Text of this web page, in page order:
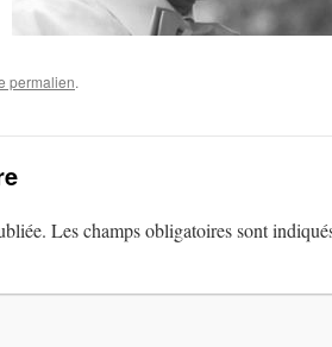
permalien.
Les champs obligatoires sont